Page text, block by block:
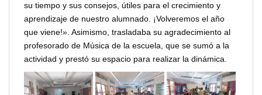
su tiempo y sus consejos, útiles para el crecimiento y
aprendizaje de nuestro alumnado. ¡Volveremos el año
que viene!». Asimismo, trasladaba su agradecimiento al
profesorado de Música de la escuela, que se sumó a la
actividad y prestó su espacio para realizar la dinámica.